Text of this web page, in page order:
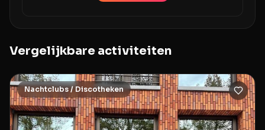
Vergelijkbare activiteiten
Nachtclubs / Discotheken